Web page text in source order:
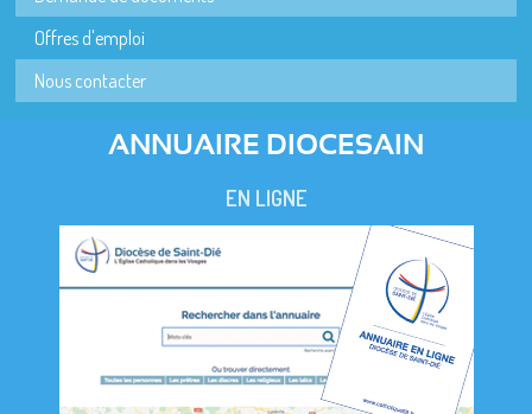
Offres d'emploi
Nous contacter
ANNUAIRE DIOCESAIN
EN LIGNE